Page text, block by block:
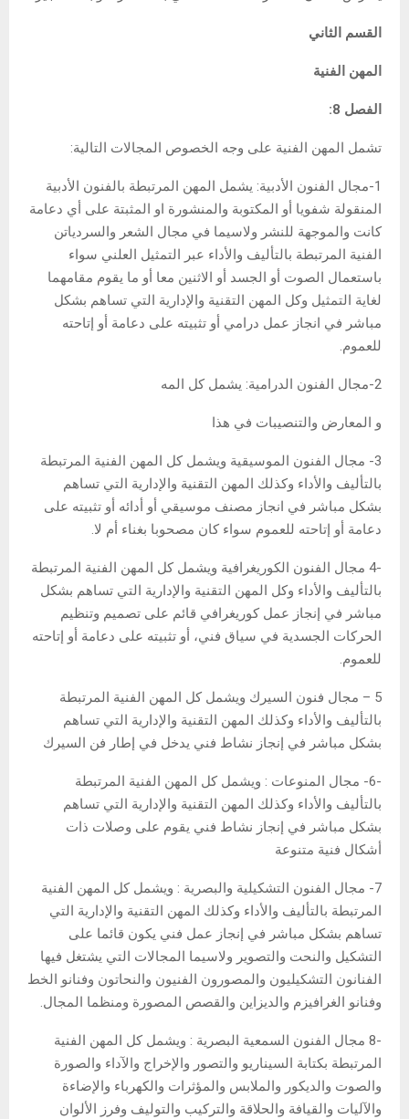
القسم الثاني
المهن الفنية
الفصل 8:
تشمل المهن الفنية على وجه الخصوص المجالات التالية:
1-مجال الفنون الأدبية: يشمل المهن المرتبطة بالفنون الأدبية
المنقولة شفويا أو المكتوبة والمنشورة او المثبتة على أي دعامة
كانت والموجهة للنشر ولاسيما في مجال الشعر والسردياتن
الفنية المرتبطة بالتأليف والأداء عبر التمثيل العلني سواء
باستعمال الصوت أو الجسد أو الاثنين معا أو ما يقوم مقامهما
لغاية التمثيل وكل المهن التقنية والإدارية التي تساهم بشكل
مباشر في انجاز عمل درامي أو تثبيته على دعامة أو إتاحته
للعموم.
2-مجال الفنون الدرامية: يشمل كل المه
و المعارض والتنصيبات في هذا
3- مجال الفنون الموسيقية ويشمل كل المهن الفنية المرتبطة
بالتأليف والأداء وكذلك المهن التقنية والإدارية التي تساهم
بشكل مباشر في انجاز مصنف موسيقي أو أدائه أو تثبيته على
دعامة أو إتاحته للعموم سواء كان مصحوبا بغناء أم لا.
-4 مجال الفنون الكوريغرافية ويشمل كل المهن الفنية المرتبطة
بالتأليف والأداء وكل المهن التقنية والإدارية التي تساهم بشكل
مباشر في إنجاز عمل كوريغرافي قائم على تصميم وتنظيم
الحركات الجسدية في سياق فني، أو تثبيته على دعامة أو إتاحته
للعموم.
5 – مجال فنون السيرك ويشمل كل المهن الفنية المرتبطة
بالتأليف والأداء وكذلك المهن التقنية والإدارية التي تساهم
بشكل مباشر في إنجاز نشاط فني يدخل في إطار فن السيرك
-6- مجال المنوعات : ويشمل كل المهن الفنية المرتبطة
بالتأليف والأداء وكذلك المهن التقنية والإدارية التي تساهم
بشكل مباشر في إنجاز نشاط فني يقوم على وصلات ذات
أشكال فنية متنوعة
7- مجال الفنون التشكيلية والبصرية : ويشمل كل المهن الفنية
المرتبطة بالتأليف والأداء وكذلك المهن التقنية والإدارية التي
تساهم بشكل مباشر في إنجاز عمل فني يكون قائما على
التشكيل والنحت والتصوير ولاسيما المجالات التي يشتغل فيها
الفنانون التشكيليون والمصورون الفنيون والنحاتون وفنانو الخط
وفنانو الغرافيزم والديزاين والقصص المصورة ومنظما المجال.
-8 مجال الفنون السمعية البصرية : ويشمل كل المهن الفنية
المرتبطة بكتابة السيناريو والتصور والإخراج والآداء والصورة
والصوت والديكور والملابس والمؤثرات والكهرباء والإضاءة
والآليات والقيافة والحلاقة والتركيب والتوليف وفرز الألوان